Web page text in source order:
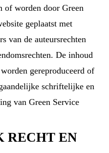
of worden door Green
geplaatst met
van de auteursrechten
De inhoud
gereproduceerd of
schriftelijke en
van Green Service
RECHT EN